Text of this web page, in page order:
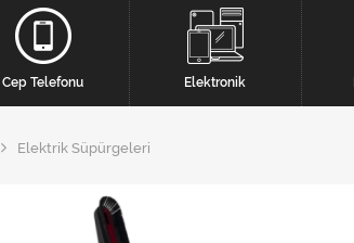
Cep Telefonu Elektronik
Elektrik Süpürgeleri